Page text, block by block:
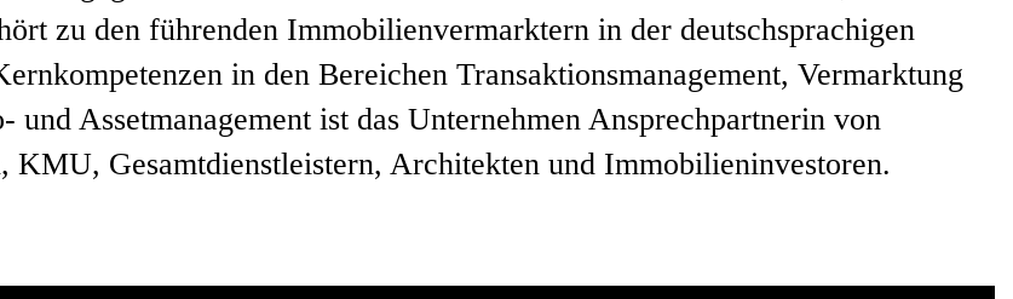
zu den führenden Immobilienvermarktern in der deutschsprachigen
in den Bereichen Transaktionsmanagement, Vermarktung
und Assetmanagement ist das Unternehmen Ansprechpartnerin von
KMU, Gesamtdienstleistern, Architekten und Immobilieninvestoren.